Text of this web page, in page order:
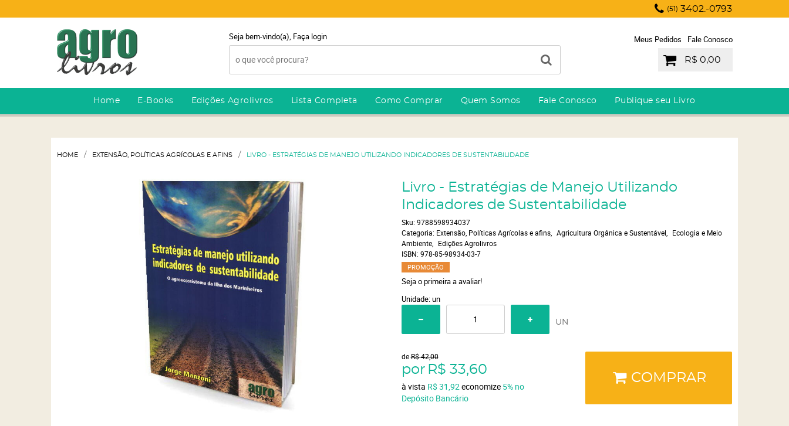
(51) 3402.-0793
Seja bem-vindo(a), Faça login Meus Pedidos Fale Conosco
R$ 0,00
Home E-Books Edições Agrolivros Lista Completa Como Comprar Quem Somos Fale Conosco Publique seu Livro
HOME EXTENSÃO, POLÍTICAS AGRÍCOLAS E AFINS LIVRO - ESTRATÉGIAS DE MANEJO UTILIZANDO INDICADORES DE SUSTENTABILIDADE
Livro - Estratégias de Manejo Utilizando
Indicadores de Sustentabilidade
Sku: 9788598934037
Categoria: Extensão, Políticas Agrícolas e afins Agricultura Orgânica e Sustentável
Ecologia e Meio
Ambiente
Edições Agrolivros
ISBN: 978-85-98934-03-7
PROMOÇÃO
Seja o primeira a avaliar!
Unidade: un
UN
deR$ 42,00
por R$ 33,60
à vista R$ 31,92economize 5% no
Depósito Bancário
COMPRAR